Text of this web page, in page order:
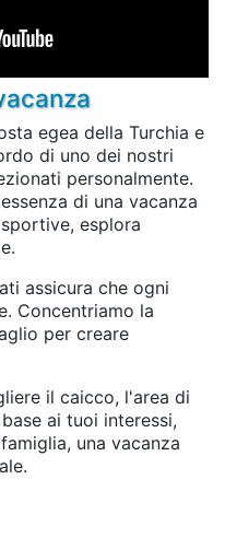
egea della Turchia e
di uno dei nostri
personalmente.
di una vacanza
esplora
assicura che ogni
Concentriamo la
per creare
il caicco, l'area di
ai tuoi interessi,
una vacanza